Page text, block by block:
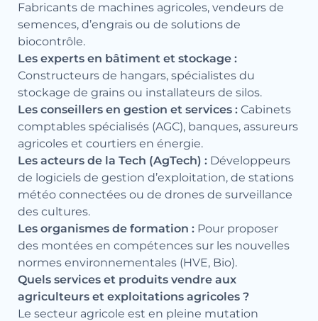
Fabricants de machines agricoles, vendeurs de
semences, d’engrais ou de solutions de
biocontrôle.
Les experts en bâtiment et stockage :
Constructeurs de hangars, spécialistes du
stockage de grains ou installateurs de silos.
Les conseillers en gestion et services : Cabinets
comptables spécialisés (AGC), banques, assureurs
agricoles et courtiers en énergie.
Les acteurs de la Tech (AgTech) : Développeurs
de logiciels de gestion d’exploitation, de stations
météo connectées ou de drones de surveillance
des cultures.
Les organismes de formation : Pour proposer
des montées en compétences sur les nouvelles
normes environnementales (HVE, Bio).
Quels services et produits vendre aux
agriculteurs et exploitations agricoles ?
Le secteur agricole est en pleine mutation